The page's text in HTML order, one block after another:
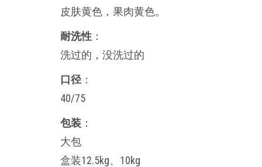
皮肤黄色，果肉黄色。
耐洗性 ：
洗过的，没洗过的
口径 ：
40/75
包装 ：
大包
盒装12.5kg、10kg